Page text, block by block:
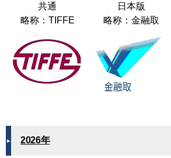
共通
日本版
略称：TIFFE
略称：金融取
2026年